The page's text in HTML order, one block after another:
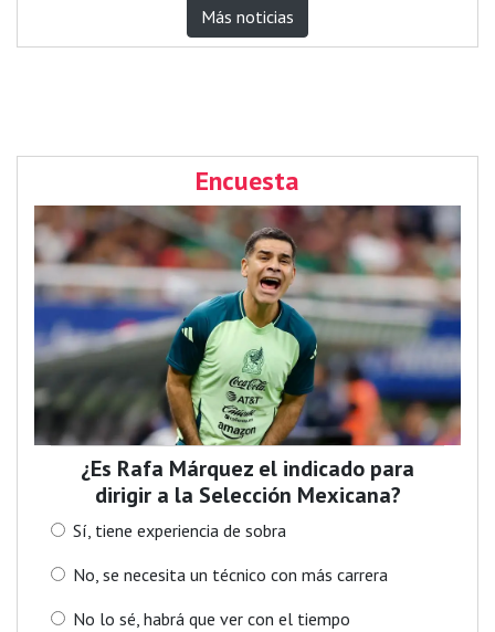
Más noticias
Encuesta
¿Es Rafa Márquez el indicado para
dirigir a la Selección Mexicana?
Sí, tiene experiencia de sobra
No, se necesita un técnico con más carrera
No lo sé, habrá que ver con el tiempo